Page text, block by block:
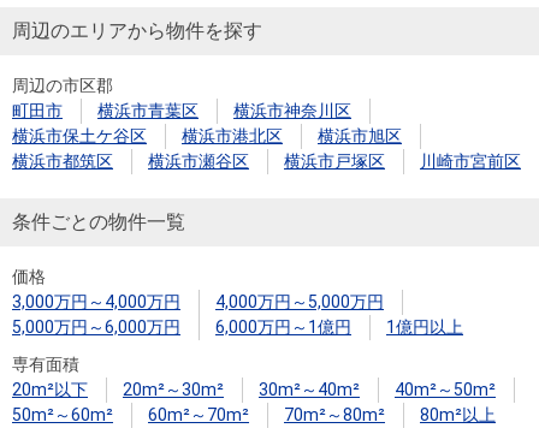
す
購入向け
サービス
住宅ロー
ンシミュ
レーショ
ラス（お
役立ちコ
税金の本
（電子ブ
ック）
住まいと
暮らしの
（電子ブ
売却ガイ
ド
周辺のエリアから物件を探す
周辺の市区郡
町田市
横浜市青葉区
横浜市神奈川区
横浜市保土ケ谷区
横浜市港北区
横浜市旭区
横浜市都筑区
横浜市瀬谷区 横浜市戸塚区 川崎市宮前区
条件ごとの物件一覧
価格
3,000万円～4,000万円
4,000万円～5,000万円
5,000万円～6,000万円
6,000万円～1億円
1億円以上
専有面積
20m²以下
20m²～30m² 30m²～40m²
40m²～50m²
50m²～60m²
60m²～70m² 70m²～80m²
80m²以上